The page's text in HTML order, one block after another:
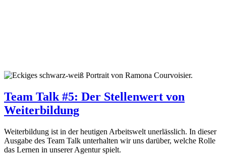
Team Talk #5: Der Stellenwert von
Weiterbildung
Weiterbildung ist in der heutigen Arbeitswelt unerlässlich. In dieser
Ausgabe des Team Talk unterhalten wir uns darüber, welche Rolle
das Lernen in unserer Agentur spielt.